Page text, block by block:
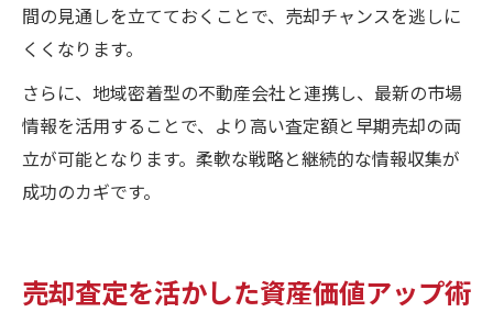
間の見通しを立てておくことで、売却チャンスを逃しに
くくなります。
さらに、地域密着型の不動産会社と連携し、最新の市場
情報を活用することで、より高い査定額と早期売却の両
立が可能となります。柔軟な戦略と継続的な情報収集が
成功のカギです。
売却査定を活かした資産価値アップ術